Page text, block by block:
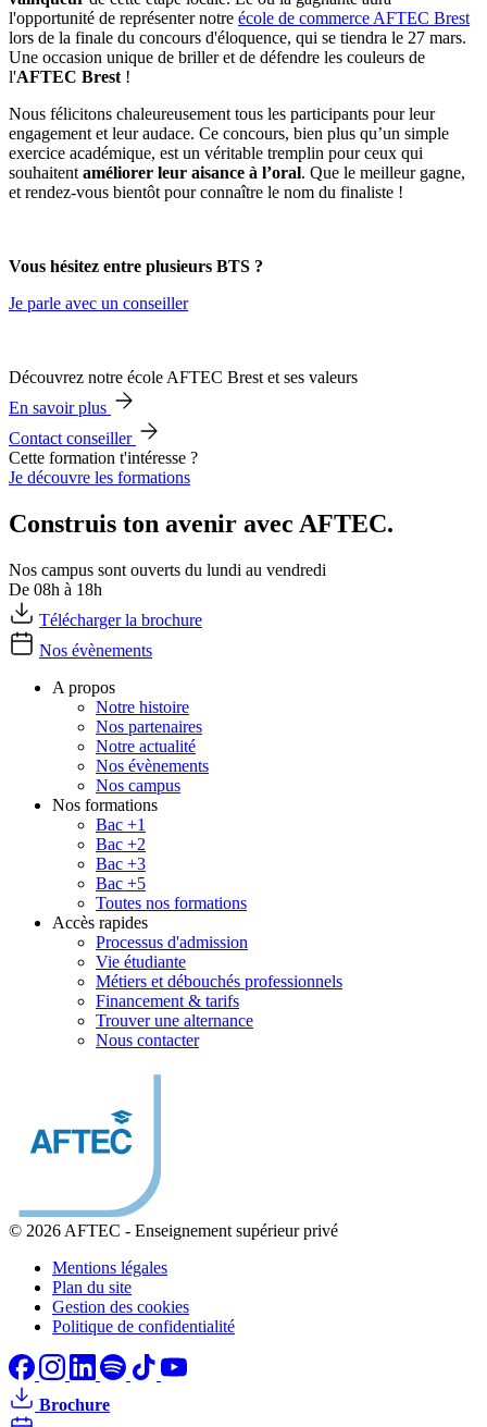
l'opportunité de représenter notre école de commerce AFTEC Brest
lors de la finale du concours d'éloquence, qui se tiendra le 27 mars.
Une occasion unique de briller et de défendre les couleurs de
l'AFTEC Brest!
Nous félicitons chaleureusement tous les participants pour leur
engagement et leur audace. Ce concours, bien plus qu’un simple
exercice académique, est un véritable tremplin pour ceux qui
souhaitentaméliorer leur aisance à l’oral. Que le meilleur gagne,
et rendez-vous bientôt pour connaître le nom du finaliste !
Vous hésitez entre plusieurs BTS ?
Je parle avec un conseiller
Découvrez notre école AFTEC Brest et ses valeurs
En savoir plus
Contact conseiller
Cette formation t'intéresse ?
Je découvre les formations
Construis ton avenir avec AFTEC.
Nos campus sont ouverts du lundi au vendredi
De 08h à 18h
Télécharger la brochure
Nos évènements
A propos
Notre histoire
Nos partenaires
Notre actualité
Nos évènements
Nos campus
Nos formations
Bac +1
Bac +2
Bac +3
Bac +5
Toutes nos formations
Accès rapides
Processus d'admission
Vie étudiante
Métiers et débouchés professionnels
Financement & tarifs
Trouver une alternance
Nous contacter
© 2026 AFTEC - Enseignement supérieur privé
Mentions légales
Plan du site
Gestion des cookies
Politique de confidentialité
Brochure